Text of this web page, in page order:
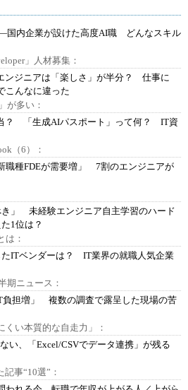
国内企業が設けた高度AI職 どんなスキル
」人材募集：
ンジニアは「楽しさ」が半分？ 仕事に
こんなに違った
が多い：
？ 「生成AIパスポート」って何？ IT資
（6）：
職種FDEが需要増」 7割のエンジニアが
」 未経験エンジニア自主学習のハード
1位は？
は：
たITベンダーは？ IT業界の就職人気企業
期ニュース：
負担増」 複数の調査で露呈した現場の苦
い本質的な自走力」：
い、「Excel/CSVでデータ連携」が残る
事“10選”：